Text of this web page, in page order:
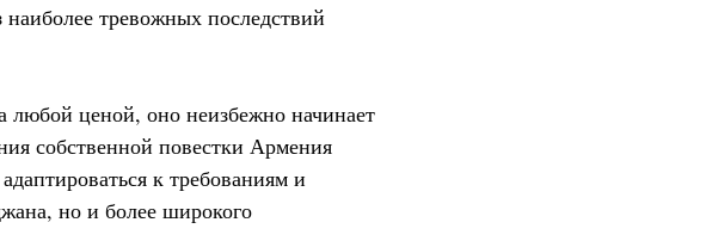
тревожных последствий
любой ценой, оно неизбежно начинает
собственной повестки Армения
к требованиям и
но и более широкого